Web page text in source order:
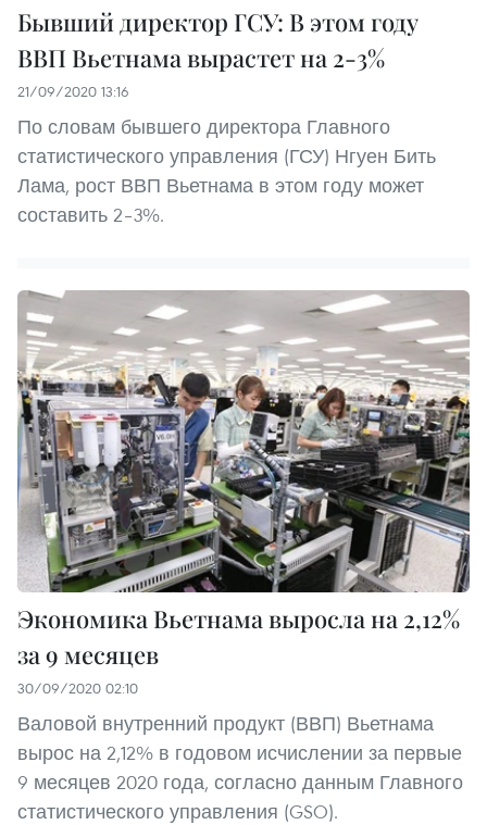
Бывший директор ГСУ: В этом году
ВВП Вьетнама вырастет на 2-3%
21/09/2020 13:16
По словам бывшего директора Главного
статистического управления (ГСУ) Нгуен Бить
Лама, рост ВВП Вьетнама в этом году может
составить 2–3%.
Экономика Вьетнама выросла на 2,12%
за 9 месяцев
30/09/2020 02:10
Валовой внутренний продукт (ВВП) Вьетнама
вырос на 2,12% в годовом исчислении за первые
9 месяцев 2020 года, согласно данным Главного
статистического управления (GSO).